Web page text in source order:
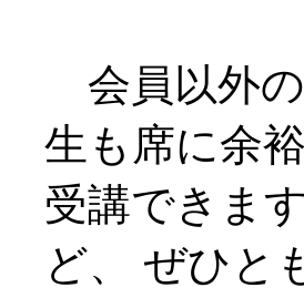
会員以外
生も席に余
受講できま
ど、 ぜひと